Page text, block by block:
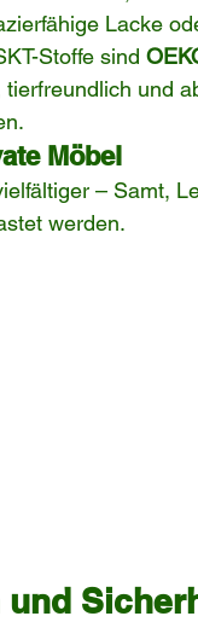
Lacke
Stoffe sind
und
Möbel
– Samt,
werden.
und